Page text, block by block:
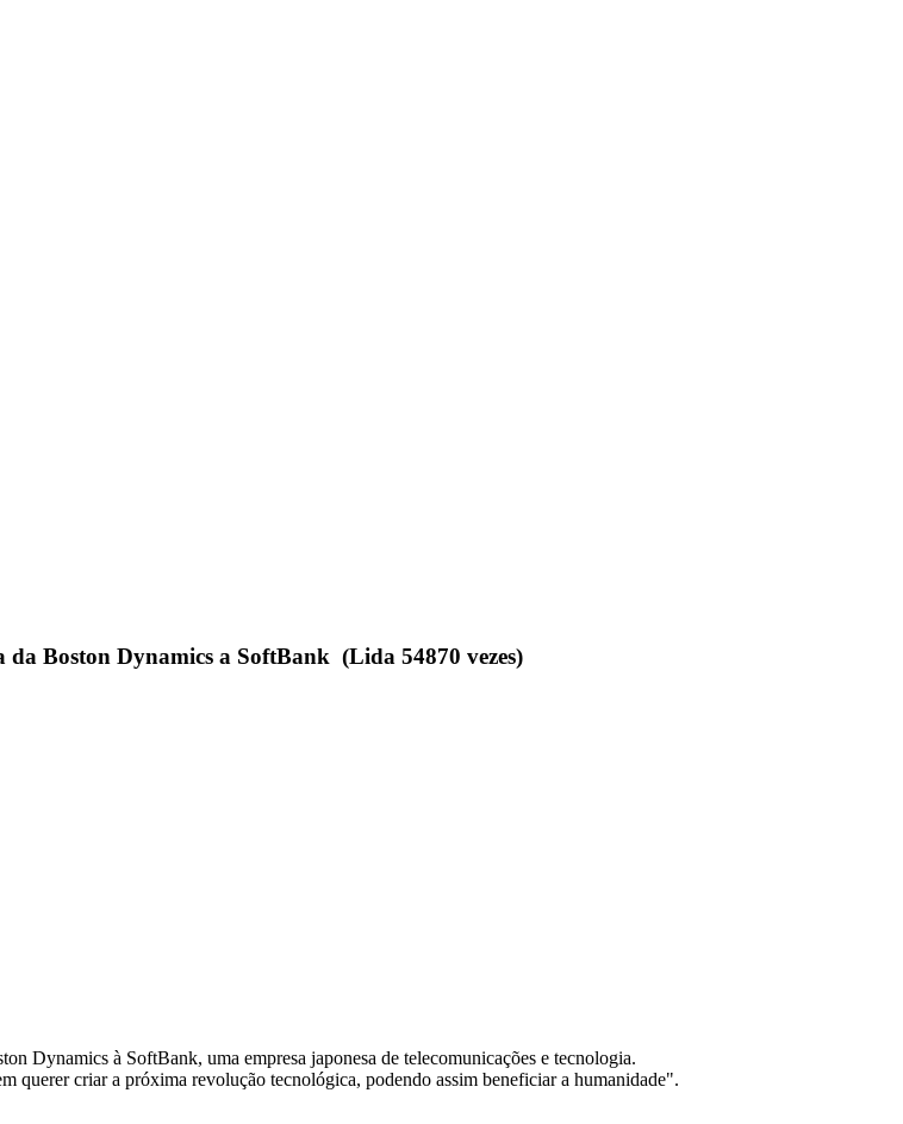
Boston Dynamics a SoftBank (Lida 54870 vezes)
Dynamics à SoftBank, uma empresa japonesa de telecomunicações e tecnologia.
querer criar a próxima revolução tecnológica, podendo assim beneficiar a humanidade".